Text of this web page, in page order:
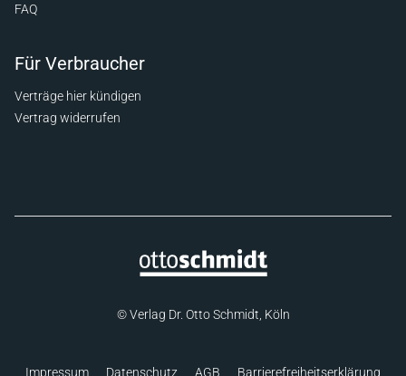
FAQ
Für Verbraucher
Verträge hier kündigen
Vertrag widerrufen
© Verlag Dr. Otto Schmidt, Köln
Impressum Datenschutz AGB Barrierefreiheitserklärung